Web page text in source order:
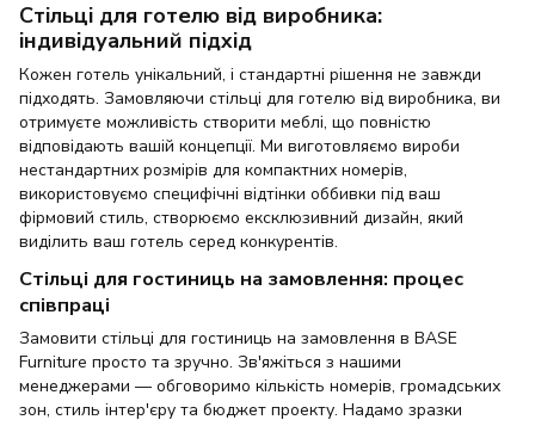
Стільці для готелю від виробника:
індивідуальний підхід
Кожен готель унікальний, і стандартні рішення не завжди
підходять. Замовляючи стільці для готелю від виробника, ви
отримуєте можливість створити меблі, що повністю
відповідають вашій концепції. Ми виготовляємо вироби
нестандартних розмірів для компактних номерів,
використовуємо специфічні відтінки оббивки під ваш
фірмовий стиль, створюємо ексклюзивний дизайн, який
виділить ваш готель серед конкурентів.
Стільці для гостиниць на замовлення: процес
співпраці
Замовити стільці для гостиниць на замовлення в BASE
Furniture просто та зручно. Зв'яжіться з нашими
менеджерами — обговоримо кількість номерів, громадських
зон, стиль інтер'єру та бюджет проекту. Надамо зразки